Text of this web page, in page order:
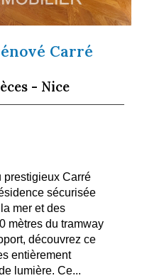
Carré
- Nice
prestigieux Carré
sécurisée
mer et des
mètres du tramway
découvrez ce
entièrement
lumière. Ce...